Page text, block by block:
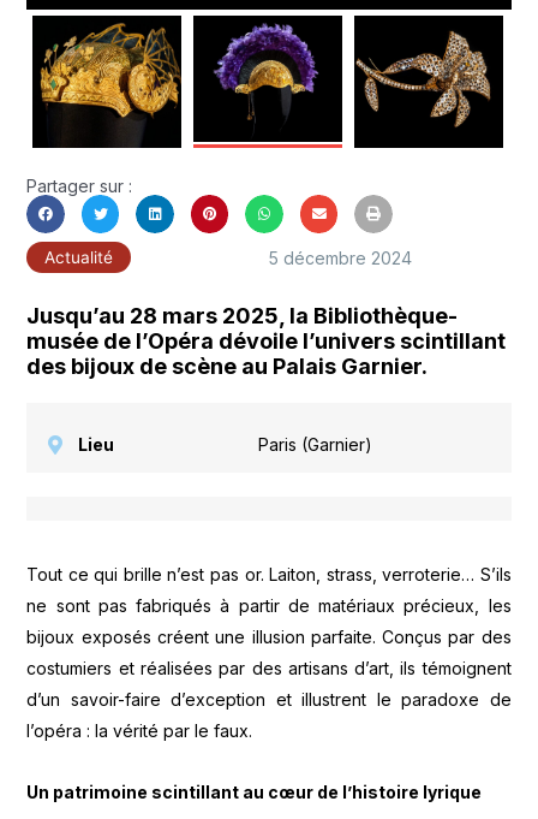
Partager sur :
Actualité 5 décembre 2024
Jusqu’au 28 mars 2025, la Bibliothèque-
musée de l’Opéra dévoile l’univers scintillant
des bijoux de scène au Palais Garnier.
Lieu Paris (Garnier)
Tout ce qui brille n’est pas or. Laiton, strass, verroterie… S’ils
ne sont pas fabriqués à partir de matériaux précieux, les
bijoux exposés créent une illusion parfaite. Conçus par des
costumiers et réalisées par des artisans d’art, ils témoignent
d’un savoir-faire d’exception et illustrent le paradoxe de
l’opéra : la vérité par le faux.
Un patrimoine scintillant au cœur de l’histoire lyrique